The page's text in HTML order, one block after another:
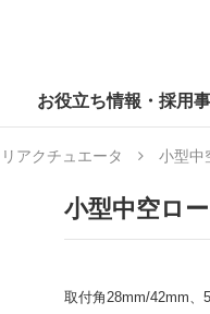
お役立ち情報・採用
アクチュエータ 小型中
小型中空ロ
取付角28mm/42mm、